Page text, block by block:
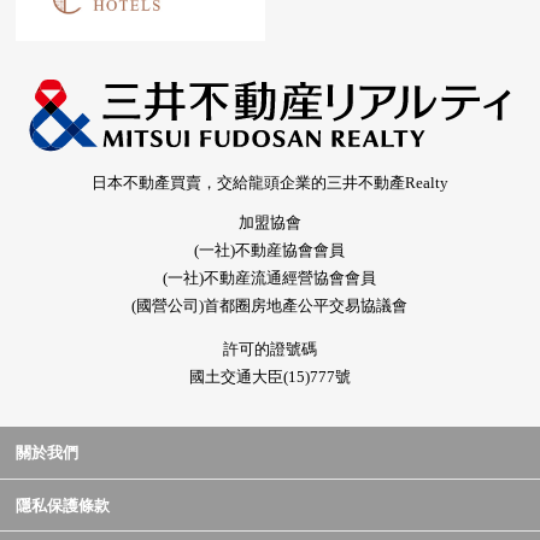
日本不動產買賣，交給龍頭企業的三井不動產Realty
加盟協會
(一社)不動産協會會員
(一社)不動産流通經營協會會員
(國營公司)首都圈房地產公平交易協議會
許可的證號碼
國土交通大臣(15)777號
關於我們
隱私保護條款